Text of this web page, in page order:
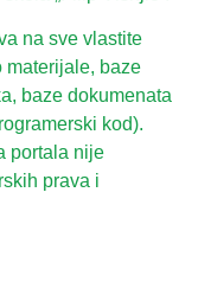
na sve vlastite
materijale, baze
baze dokumenata
kod).
portala nije
prava i